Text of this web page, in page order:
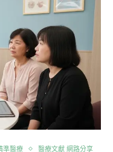
準醫療 醫療文獻 網路分享